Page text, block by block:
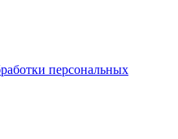
персональных